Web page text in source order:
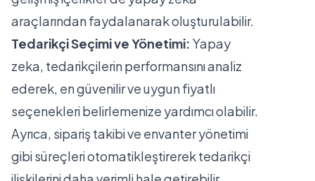
araçlarından faydalanarak oluşturulabilir.
Tedarikçi Seçimi ve Yönetimi: Yapay
zeka, tedarikçilerin performansını analiz
ederek, en güvenilir ve uygun fiyatlı
seçenekleri belirlemenize yardımcı olabilir.
Ayrıca, sipariş takibi ve envanter yönetimi
gibi süreçleri otomatikleştirerek tedarikçi